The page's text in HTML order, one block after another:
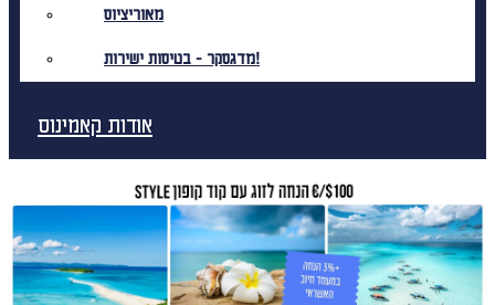
מאוריציוס
מדגסקר - בטיסות ישירות!
אודות קאמינוס